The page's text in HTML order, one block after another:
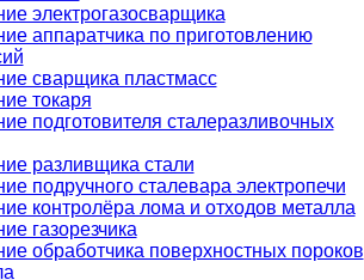
электрогазосварщика
аппаратчика по приготовлению
сварщика пластмасс
токаря
подготовителя сталеразливочных
разливщика стали
подручного сталевара электропечи
контролёра лома и отходов металла
газорезчика
обработчика поверхностных пороков